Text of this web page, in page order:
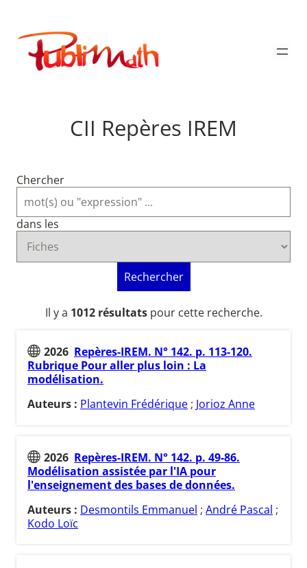
contenu
Publimath
CII Repères IREM
Chercher
dans les
Rechercher
Il y a 1012 résultatspour cette recherche.
2026 Repères-IREM. N° 142. p. 113-120.
Rubrique Pour aller plus loin : La
modélisation.
Auteurs : Plantevin Frédérique ; Jorioz Anne
2026 Repères-IREM. N° 142. p. 49-86.
Modélisation assistée par l'IA pour
l'enseignement des bases de données.
Auteurs : Desmontils Emmanuel ; André Pascal ;
Kodo Loïc